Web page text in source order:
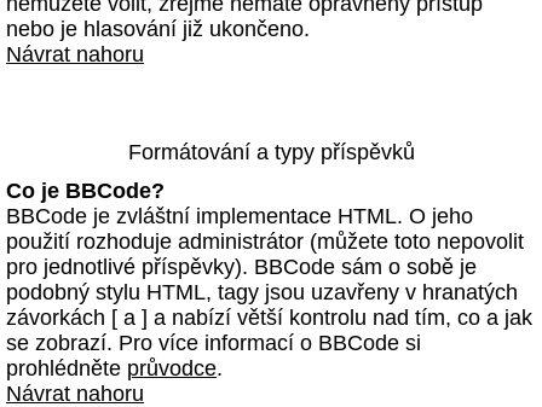
nebo je hlasování již ukončeno.
Návrat nahoru
Formátování a typy příspěvků
Co je BBCode?
BBCode je zvláštní implementace HTML. O jeho
použití rozhoduje administrátor (můžete toto nepovolit
pro jednotlivé příspěvky). BBCode sám o sobě je
podobný stylu HTML, tagy jsou uzavřeny v hranatých
závorkách [ a ] a nabízí větší kontrolu nad tím, co a jak
se zobrazí. Pro více informací o BBCode si
prohlédněte průvodce.
Návrat nahoru